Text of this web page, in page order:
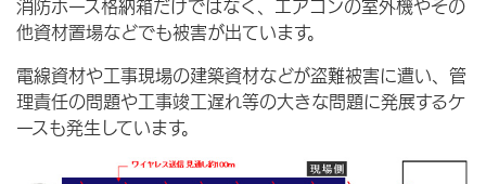
他資材置場などでも被害が出ています。
電線資材や工事現場の建築資材などが盗難被害に遭い、管
理責任の問題や工事竣工遅れ等の大きな問題に発展するケ
ースも発生しています。